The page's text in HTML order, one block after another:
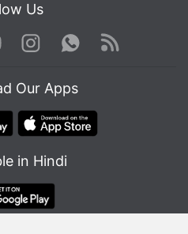
Us
Instagram WhatsApp
Rss
Our Apps
in Hindi